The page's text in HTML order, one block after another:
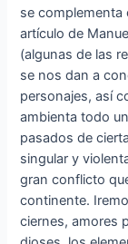
se complementa
artículo de
(algunas de las
se nos dan a
personajes, así
ambienta todo
pasados de
singular y
gran conflicto
continente.
ciernes, amores